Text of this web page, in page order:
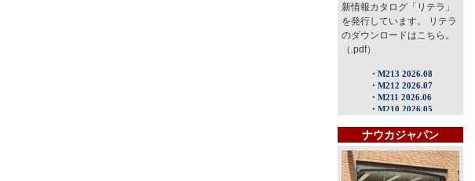
新情報カタログ「リテラ」
を発行しています。 リテラ
のダウンロードはこちら。
（.pdf）
ナウカジャパン